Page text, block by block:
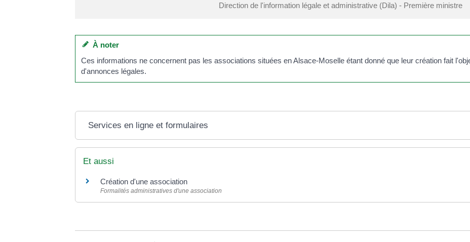
Direction de l'information légale et administrative (Dila) - Première ministre
À noter
Ces informations ne concernent pas les associations situées en Alsace-Moselle étant donné que leur création fait
d'annonces légales.
Services en ligne et formulaires
Et aussi
Création d'une association
Formalités administratives d'une association